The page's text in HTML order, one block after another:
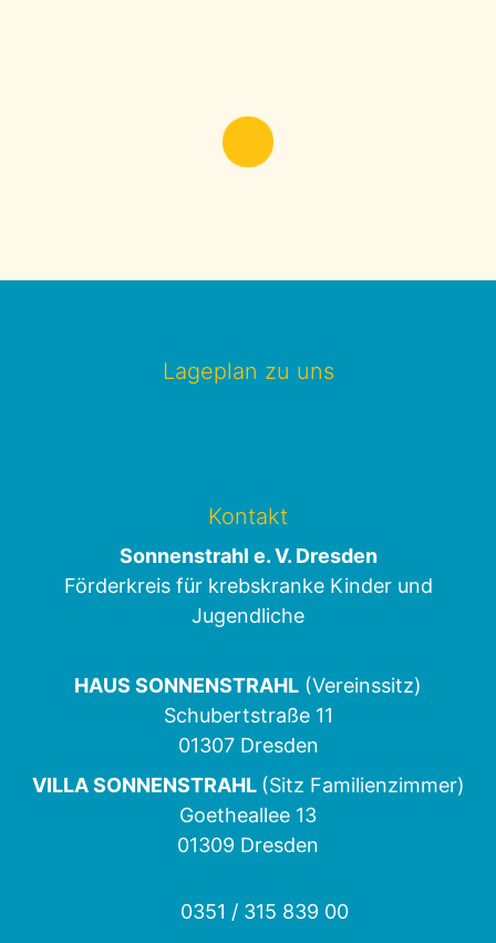
Lageplan zu uns
Kontakt
Sonnenstrahl e. V. Dresden
Förderkreis für krebskranke Kinder und
Jugendliche
HAUS SONNENSTRAHL (Vereinssitz)
Schubertstraße 11
01307 Dresden
VILLA SONNENSTRAHL (Sitz Familienzimmer)
Goetheallee 13
01309 Dresden
0351 / 315 839 00